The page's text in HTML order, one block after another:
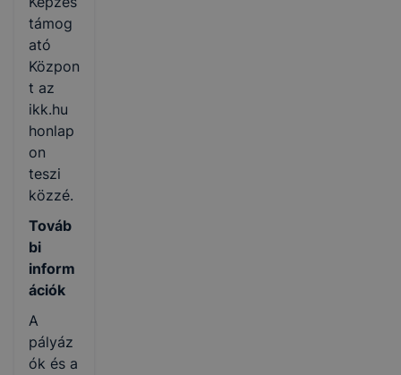
támog
ató
Közpon
t az
ikk.hu
honlap
on
teszi
közzé.
Továb
bi
inform
ációk
A
pályáz
ók és a